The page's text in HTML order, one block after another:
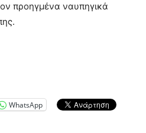
προηγμένα ναυπηγικά
WhatsApp